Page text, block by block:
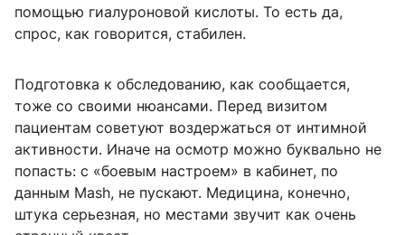
помощью гиалуроновой кислоты. То есть да,
спрос, как говорится, стабилен.
Подготовка к обследованию, как сообщается,
тоже со своими нюансами. Перед визитом
пациентам советуют воздержаться от интимной
активности. Иначе на осмотр можно буквально не
попасть: с «боевым настроем» в кабинет, по
данным Mash, не пускают. Медицина, конечно,
штука серьезная, но местами звучит как очень